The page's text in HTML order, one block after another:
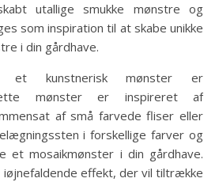
utallige smukke mønstre og
som inspiration til at skabe unikke
i din gårdhave.
et kunstnerisk mønster er
mønster er inspireret af
af små farvede fliser eller
i forskellige farver og
et mosaikmønster i din gårdhave.
effekt, der vil tiltrække